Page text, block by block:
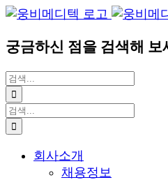
콘
츠
건
너
뛰
기
Blogger
YouTube
Facebook
이
일
궁금하신 점을 검색해 보
검
색:
검
색:
회사소개
채용정보